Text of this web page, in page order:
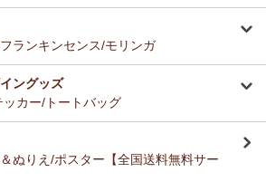
ランキンセンス/モリンガ
ングッズ
カー/トートバッグ
ぬりえ/ポスター【全国送料無料サー